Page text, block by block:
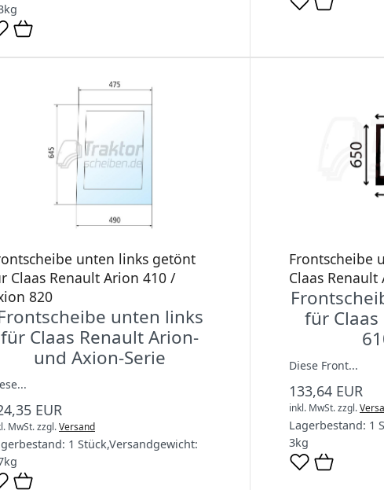
kg
unten links getönt
Claas Renault Arion 410 /
820
unten links
für Claas Renault Arion-
und Axion-Serie
EUR
MwSt.zzgl.Versand
1 Stück,Versandgewicht:
kg
Frontscheibe
Claas
für
Diese Front...
133,64 EUR
inkl. MwSt.zzgl.
Lagerbestand: 1
3kg